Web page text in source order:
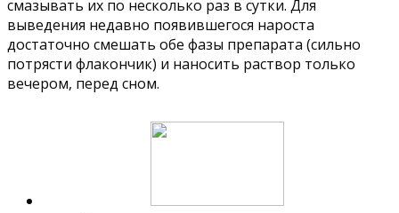
смазывать их по несколько раз в сутки. Для
выведения недавно появившегося нароста
достаточно смешать обе фазы препарата (сильно
потрясти флакончик) и наносить раствор только
вечером, перед сном.